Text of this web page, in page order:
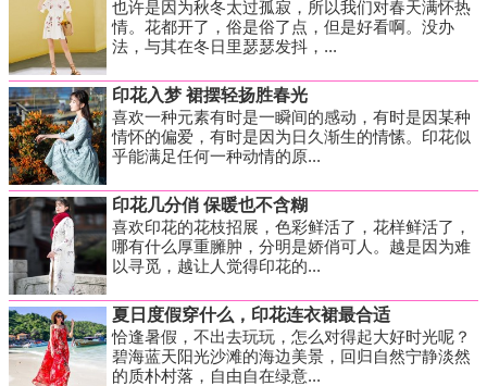
也许是因为秋冬太过孤寂，所以我们对春天满怀热
情。花都开了，俗是俗了点，但是好看啊。没办
法，与其在冬日里瑟瑟发抖，...
印花入梦 裙摆轻扬胜春光
喜欢一种元素有时是一瞬间的感动，有时是因某种
情怀的偏爱，有时是因为日久渐生的情愫。印花似
乎能满足任何一种动情的原...
印花几分俏 保暖也不含糊
喜欢印花的花枝招展，色彩鲜活了，花样鲜活了，
哪有什么厚重臃肿，分明是娇俏可人。越是因为难
以寻觅，越让人觉得印花的...
夏日度假穿什么，印花连衣裙最合适
恰逢暑假，不出去玩玩，怎么对得起大好时光呢？
碧海蓝天阳光沙滩的海边美景，回归自然宁静淡然
的质朴村落，自由自在绿意...